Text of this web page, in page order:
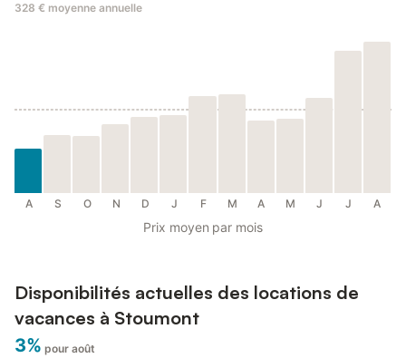
328 € moyenne annuelle
A S O N D J F M A M J J A
Prix moyen par mois
Disponibilités actuelles des locations de
vacances à Stoumont
3% pour août